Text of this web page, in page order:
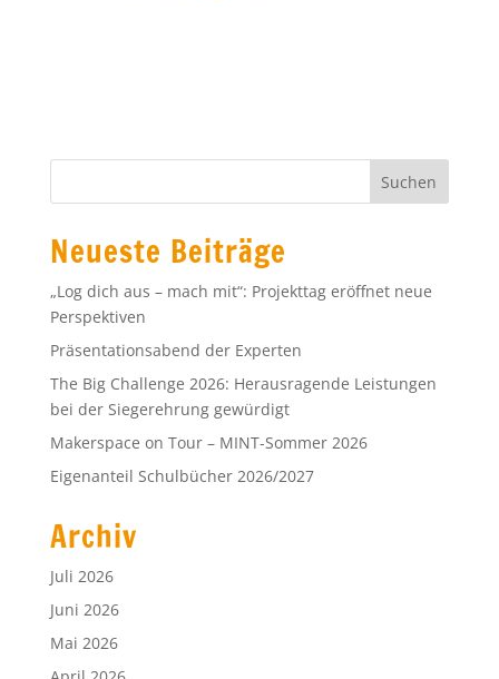
Neueste Beiträge
„Log dich aus – mach mit“: Projekttag eröffnet neue
Perspektiven
Präsentationsabend der Experten
The Big Challenge 2026: Herausragende Leistungen
bei der Siegerehrung gewürdigt
Makerspace on Tour – MINT-Sommer 2026
Eigenanteil Schulbücher 2026/2027
Archiv
Juli 2026
Juni 2026
Mai 2026